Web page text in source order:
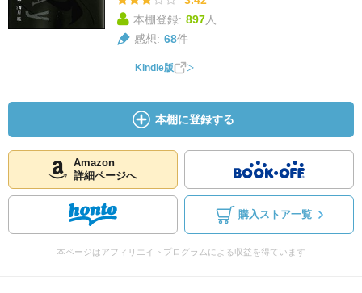
本棚登録: 897人
感想: 68件
Kindle版
本棚に登録する
Amazon
詳細ページへ
購入ストア一覧
本ページはアフィリエイトプログラムによる収益を得ています